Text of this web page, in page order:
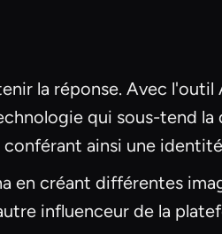
la réponse. Avec
qui sous-tend
ainsi une
en créant différentes
influenceur de la